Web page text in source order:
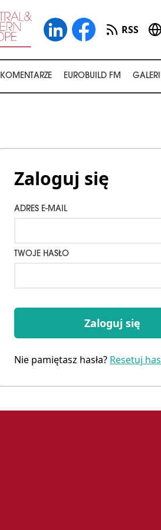
RSS
KOMENTARZE EUROBUILD FM
Zaloguj się
ADRES E-MAIL
TWOJE HASŁO
Zaloguj się
Nie pamiętasz hasła? Resetuj